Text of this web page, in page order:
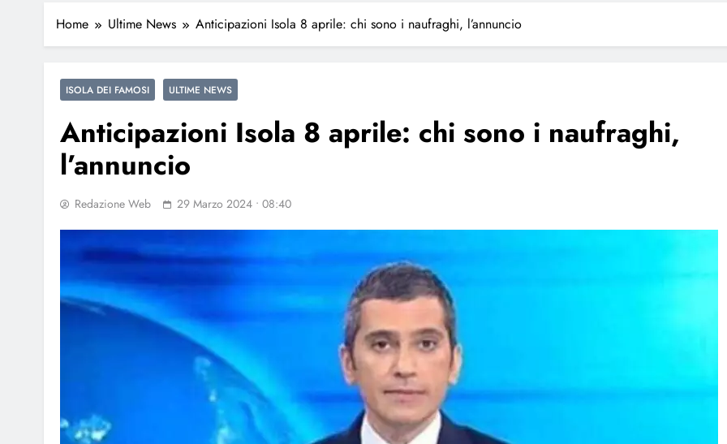
Home Ultime News Anticipazioni Isola 8 aprile: chi sono i naufraghi, l’annuncio
ISOLA DEI FAMOSI ULTIME NEWS
Anticipazioni Isola 8 aprile: chi sono i naufraghi,
l’annuncio
Redazione Web 29 Marzo 2024 • 08:40